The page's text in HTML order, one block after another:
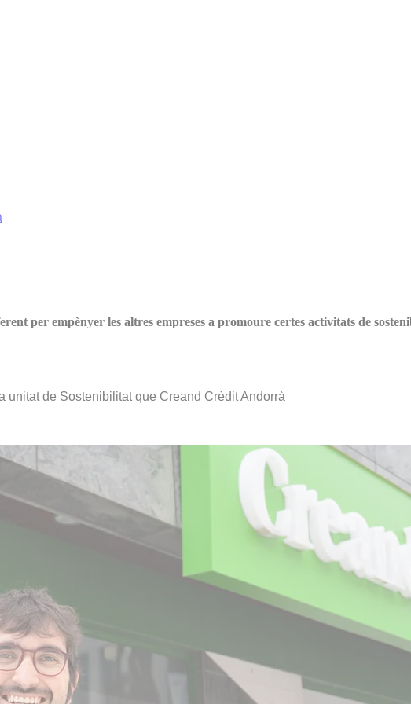
per empènyer les altres empreses a promoure certes activitats de
unitat de Sostenibilitat que Creand Crèdit Andorrà